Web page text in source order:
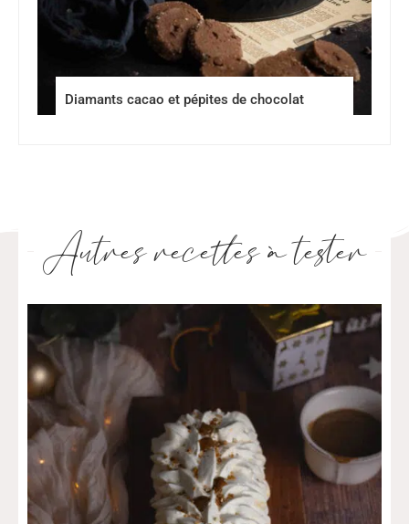
Diamants cacao et pépites de chocolat
Autres recettes à tester